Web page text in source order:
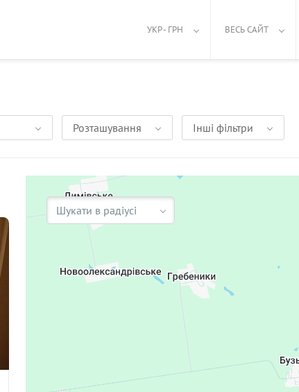
УКР - ГРН ВЕСЬ САЙТ
Розташування Інші фільтри
Шукати в радіусі